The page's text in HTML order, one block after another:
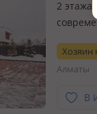
2
В двух
Хозяин
Алматы
В